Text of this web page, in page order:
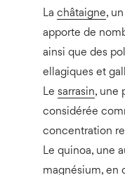
La châtaigne,
apporte de
ainsi que des
ellagiques et
Le sarrasin, une
considérée
concentration
Le quinoa, une
magnésium, en